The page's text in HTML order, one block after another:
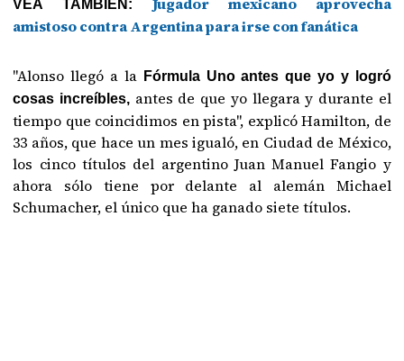
VEA TAMBIÉN:
amistoso contra Argentina para irse con fanática
"Alonso llegó a la Fórmula Uno antes que yo y logró
cosas increíbles,antes de que yo llegara y durante el
tiempo que coincidimos en pista", explicó Hamilton, de
33 años, que hace un mes igualó, en Ciudad de México,
los cinco títulos del argentino Juan Manuel Fangio y
ahora sólo tiene por delante al alemán Michael
Schumacher, el único que ha ganado siete títulos.